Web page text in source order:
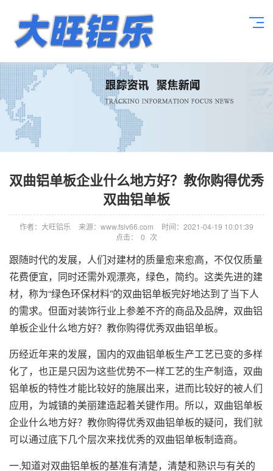
双曲铝单板企业什么地方好？教你购得优秀
双曲铝单板
作者：大旺铝乐 来源：www.fslv66.com
时间：2021-04-19 10:01:39
点击：
0 次
跟随时代的发展，人们对建材的质量愈来愈高，不仅仅质量
花费便宜，同时还需外观漂亮，绿色，简约。这类先进的建
材，称为“绿色环保材料”的双曲铝单板完好地达到了当下人
的需求。但面对装饰行业上参差不齐的商品及品牌，双曲铝
单板企业什么地方好？教你购得优秀双曲铝单板。
历经近年来的发展，国内的双曲铝单板生产工艺已变的多样
化了，也正是只因为这些优势不一样工艺的生产制造， 双曲
铝单板的特性才能比较好的施展出来，进而比较好的被人们
应用，为城镇的美丽建造起着关键作用。所以，双曲铝单板
企业什么地方好？教你购得优秀双曲铝单板的疑问，我们就
可以通过底下几个层次来找优秀的双曲铝单板制造商。
一.知道对双曲铝单板的基准有清楚，清楚和熟识与有关的